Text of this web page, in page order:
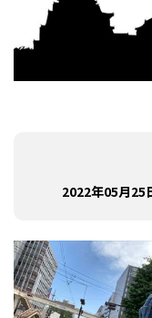
2022年05月25